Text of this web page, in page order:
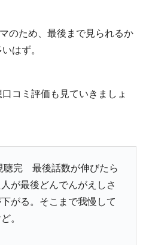
のため、最後まで見られるか
はず。
コミ評価も見ていきましょ
完 最後話数が伸びたら
が最後どんでんがえしさ
がる。そこまで我慢して
。